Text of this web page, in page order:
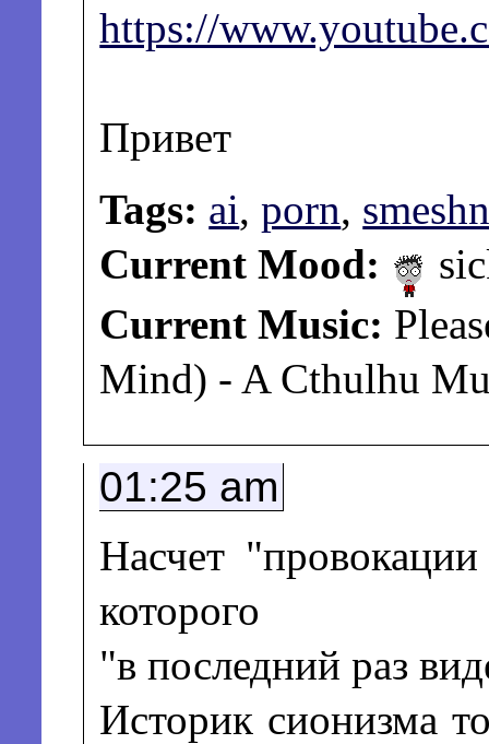
https://
Привет
Tags: ai,porn,
Current Mood:
Current Music:
Mind) - A Cthulhu
01:25 am
Насчет
которого
"в последний раз
Историк сионизма